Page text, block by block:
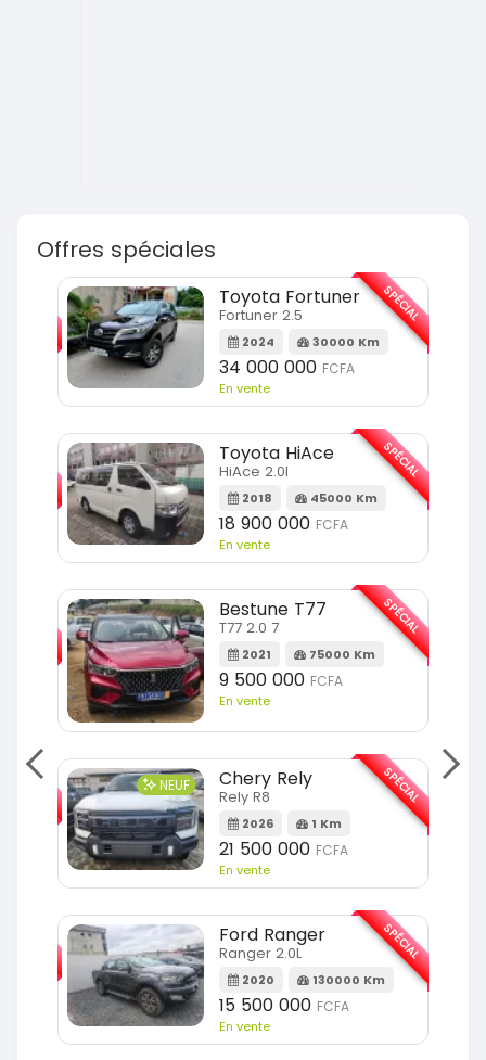
Offres spéciales
SPÉCIAL
Toyota Fortuner
Fortuner 2.5
2024 30000 Km
34 000 000 FCFA
En vente
SPÉCIAL
Toyota HiAce
HiAce 2.0l
2018 45000 Km
18 900 000 FCFA
En vente
SPÉCIAL
Bestune T77
T77 2.0 7
2021 75000 Km
9 500 000 FCFA
En vente
SPÉCIAL
NEUF Chery Rely
Rely R8
2026 1 Km
21 500 000 FCFA
En vente
SPÉCIAL
Ford Ranger
Ranger 2.0L
2020 130000 Km
15 500 000 FCFA
En vente
SPÉCIAL